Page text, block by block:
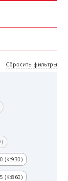
(K:930)
(K:860)
Сбросить фильтры